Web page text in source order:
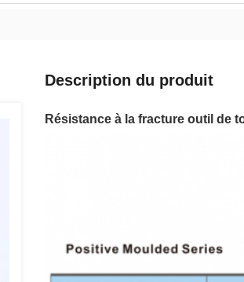
Description du produit
Résistance à la fracture outil de